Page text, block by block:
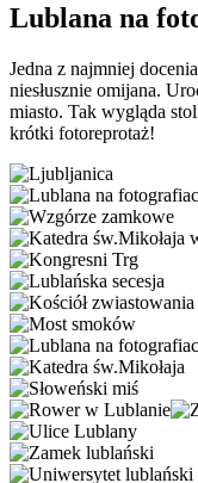
Lublana na
Jedna z najmniej
niesłusznie omijana.
miasto. Tak wygląda
krótki fotoreprotaż!